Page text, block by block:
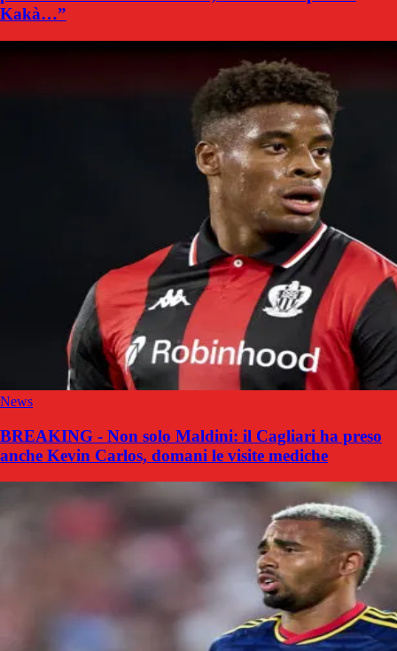
Kakà…”
News
BREAKING - Non solo Maldini: il Cagliari ha preso
anche Kevin Carlos, domani le visite mediche